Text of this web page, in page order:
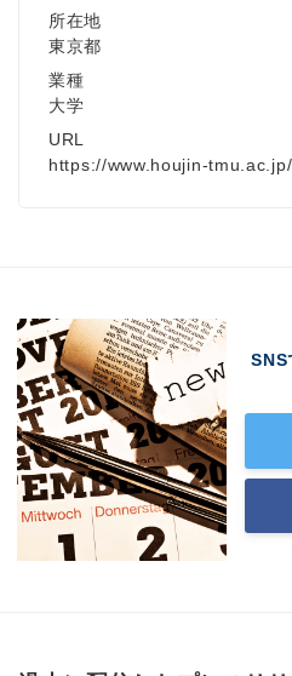
所在地
東京都
業種
大学
URL
https://www.houjin-tmu.ac.jp/
SNS